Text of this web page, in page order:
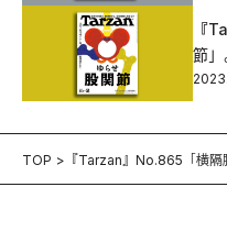
『
節」
TOP 『Tarzan』No.865「横隔